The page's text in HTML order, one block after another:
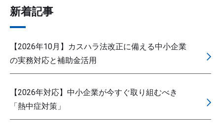
新着記事
【2026年10月】カスハラ法改正に備える中小企業
の実務対応と補助金活用
【2026年対応】中小企業が今すぐ取り組むべき
「熱中症対策」